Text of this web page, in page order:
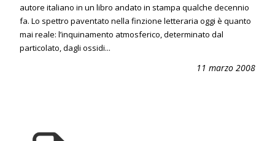
autore italiano in un libro andato in stampa qualche decennio
fa. Lo spettro paventato nella finzione letteraria oggi è quanto
mai reale: l’inquinamento atmosferico, determinato dal
particolato, dagli ossidi...
11 marzo 2008